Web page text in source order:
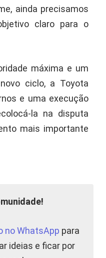
ainda precisamos
claro para o
máxima e um
ciclo, a Toyota
e uma execução
la na disputa
mais importante
no WhatsApp para
ideias e ficar por